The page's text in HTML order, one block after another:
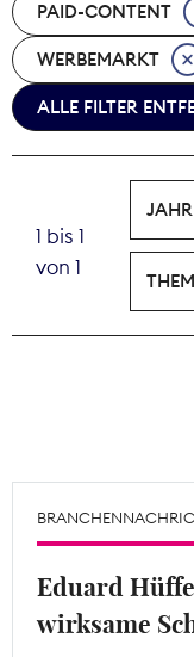
PAID-CONTENT
WERBEMARKT
ALLE FILTER
1 bis 1
von 1
JAHR
Eduard
wirksame